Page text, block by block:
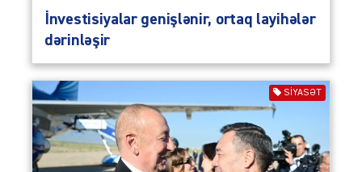
İnvestisiyalar genişlənir, ortaq layihələr
dərinləşir
SIYASƏT